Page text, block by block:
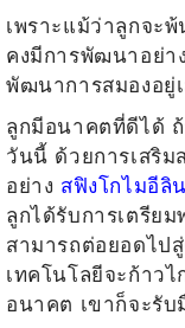
เพราะแม้ว่าลูกจะ
คงมีการพัฒนาอย่า
พัฒนาการสมองอยู่
ลูกมีอนาคตที่ดีได้
วันนี้ ด้วยการเสริ
อย่าง สฟิงโกไมอีลิน
ลูกได้รับการเตรีย
สามารถต่อยอดไป
เทคโนโลยีจะก้าว
อนาคต เขาก็จะรั